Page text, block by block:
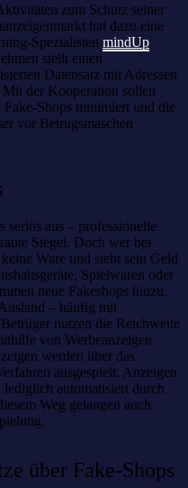
zum Schutz seiner
hat dazu eine
Spezialisten mindUp
stellt einen
Datensatz mit Adressen
Mit der Kooperation sollen
Fake-Shops minimiert und die
vor Betrugsmaschen
seriös aus – professionelle
Siegel. Doch wer bei
Ware und sieht sein Geld
Spielwaren oder
neue Fakeshops hinzu.
– häufig mit
nutzen die Reichweite
von Werbeanzeigen
werden über das
ausgespielt. Anzeigen
automatisiert durch
Weg gelangen auch
über Fake-Shops